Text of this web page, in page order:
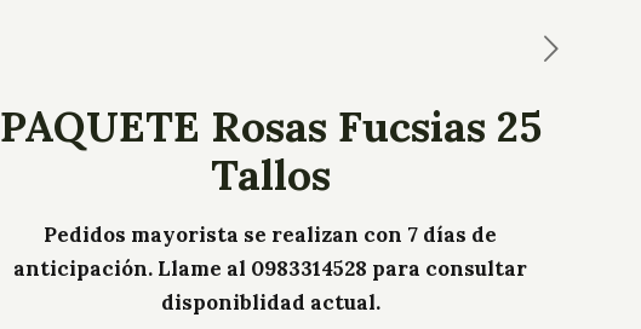
PAQUETE Rosas Fucsias 25
Tallos
Pedidos mayorista se realizan con 7 días de
anticipación. Llame al 0983314528 para consultar
disponiblidad actual.